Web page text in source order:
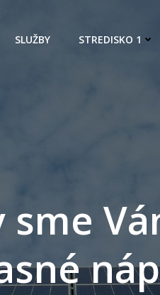
SLUŽBY STREDISKO 1
sme